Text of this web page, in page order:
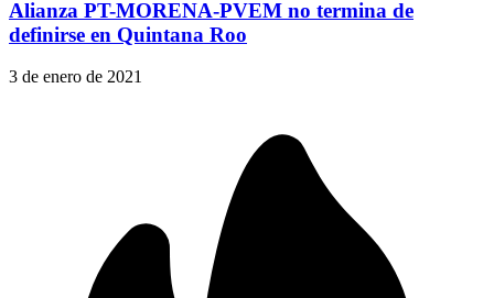
Alianza PT-MORENA-PVEM no termina de
definirse en Quintana Roo
3 de enero de 2021